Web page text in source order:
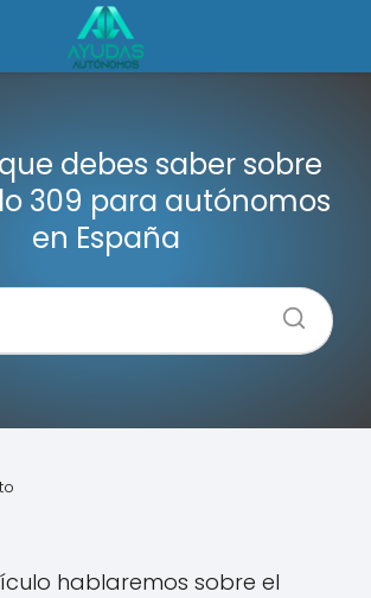
debes saber sobre
309 para autónomos
en España
hablaremos sobre el